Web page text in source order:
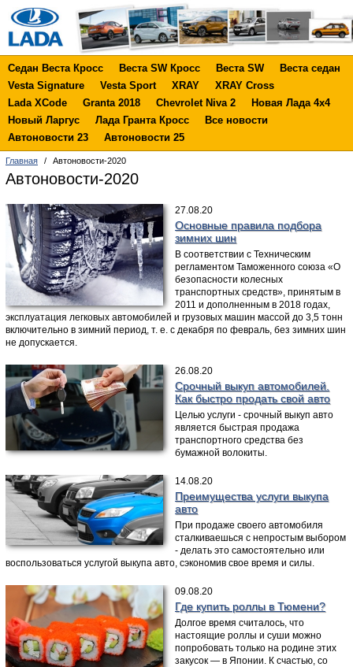
Седан Веста Кросс Веста SW Кросс Веста SW
Веста седан
Vesta Signature
Vesta Sport XRAY
XRAY Cross
Lada XCode
Granta 2018 Chevrolet Niva 2
Новая Лада 4х4
Новый Ларгус
Лада Гранта Кросс
Все новости
Автоновости 23
Автоновости 25
Главная / Автоновости-2020
Автоновости-2020
27.08.20
Основные правила подбора
зимних шин
В соответствии с Техническим
регламентом Таможенного союза «О
безопасности колесных
транспортных средств», принятым в
2011 и дополненным в 2018 годах,
эксплуатация легковых автомобилей и грузовых машин массой до 3,5 тонн
включительно в зимний период, т. е. с декабря по февраль, без зимних шин
не допускается.
26.08.20
Срочный выкуп автомобилей.
Как быстро продать свой авто
Целью услуги - срочный выкуп авто
является быстрая продажа
транспортного средства без
бумажной волокиты.
14.08.20
Преимущества услуги выкупа
авто
При продаже своего автомобиля
сталкиваешься с непростым выбором
- делать это самостоятельно или
воспользоваться услугой выкупа авто, сэкономив свое время и силы.
09.08.20
Где купить роллы в Тюмени?
Долгое время считалось, что
настоящие роллы и суши можно
попробовать только на родине этих
закусок — в Японии. К счастью, со